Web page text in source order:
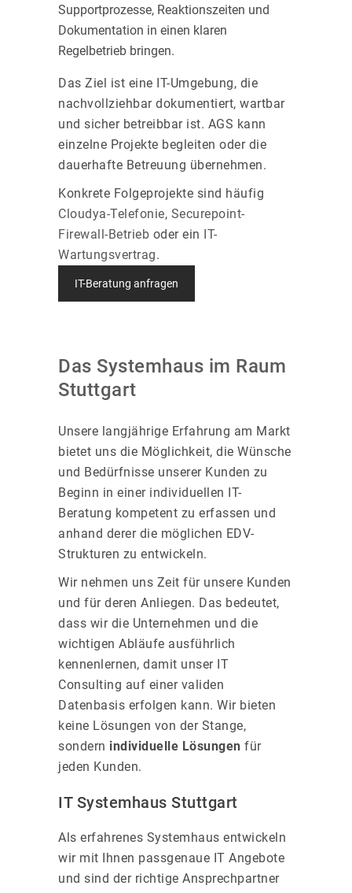
Supportprozesse, Reaktionszeiten und
Dokumentation in einen klaren
Regelbetrieb bringen.
Das Ziel ist eine IT-Umgebung, die
nachvollziehbar dokumentiert, wartbar
und sicher betreibbar ist. AGS kann
einzelne Projekte begleiten oder die
dauerhafte Betreuung übernehmen.
Konkrete Folgeprojekte sind häufig
Cloudya-Telefonie, Securepoint-
Firewall-Betrieb oder ein IT-
Wartungsvertrag.
IT-Beratung anfragen
Das Systemhaus im Raum
Stuttgart
Unsere langjährige Erfahrung am Markt
bietet uns die Möglichkeit, die Wünsche
und Bedürfnisse unserer Kunden zu
Beginn in einer individuellen IT-
Beratung kompetent zu erfassen und
anhand derer die möglichen EDV-
Strukturen zu entwickeln.
Wir nehmen uns Zeit für unsere Kunden
und für deren Anliegen. Das bedeutet,
dass wir die Unternehmen und die
wichtigen Abläufe ausführlich
kennenlernen, damit unser IT
Consulting auf einer validen
Datenbasis erfolgen kann. Wir bieten
keine Lösungen von der Stange,
sondern individuelle Lösungen für
jeden Kunden.
IT Systemhaus Stuttgart
Als erfahrenes Systemhaus entwickeln
wir mit Ihnen passgenaue IT Angebote
und sind der richtige Ansprechpartner